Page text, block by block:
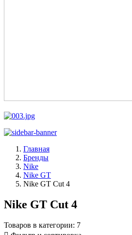
Главная
Бренды
Nike
Nike GT
Nike GT Cut 4
Nike GT Cut 4
Товаров в категории: 7